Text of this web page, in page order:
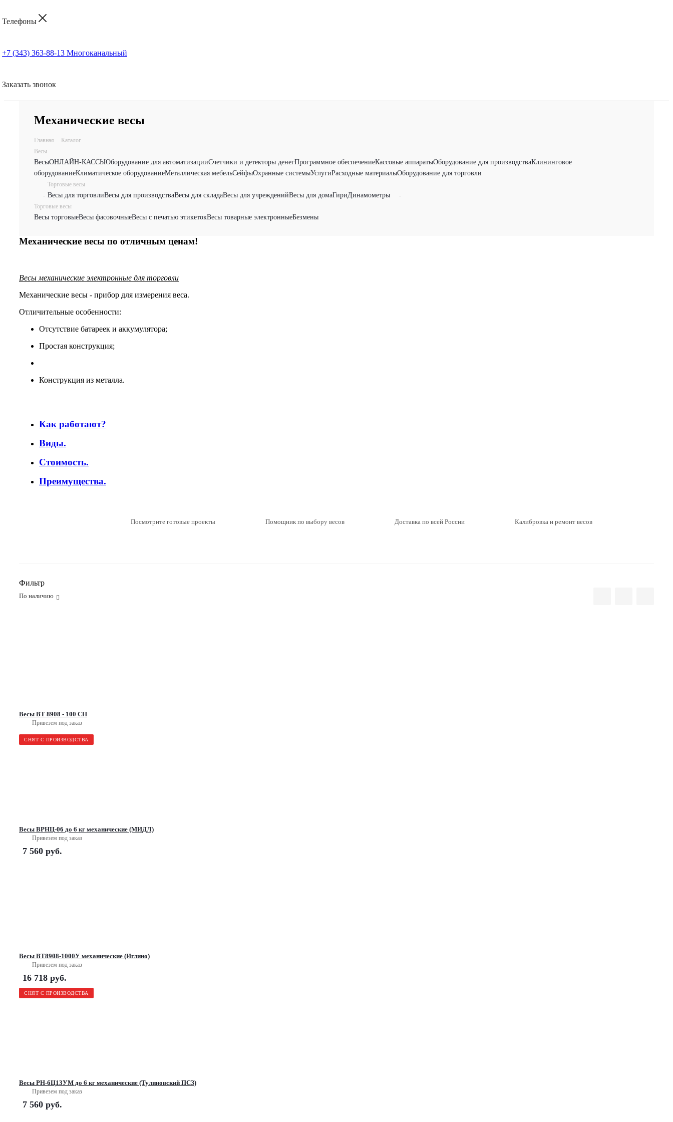
Телефоны
+7 (343) 363-88-13 Многоканальный
Заказать звонок
Механические весы
Главная - Каталог -
Весы
ВесыОНЛАЙН-КАССЫОборудование для автоматизацииСчетчики и детекторы денегПрограммное обеспечениеКассовые аппаратыОборудование для производстваКлининговое
оборудованиеКлиматическое оборудованиеМеталлическая мебельСейфыОхранные системыУслугиРасходные материалыОборудование для торговли
-
Торговые весы
Весы для торговлиВесы для производстваВесы для складаВесы для учрежденийВесы для домаГириДинамометры
-
Торговые весы
Весы торговыеВесы фасовочныеВесы с печатью этикетокВесы товарные электронныеБезмены
Механические весы по отличным ценам!
Весы механические электронные для торговли
Механические весы - прибор для измерения веса.
Отличительные особенности:
Отсутствие батареек и аккумулятора;
Простая конструкция;
Конструкция из металла.
Как работают?
Виды.
Стоимость.
Преимущества.
Посмотрите готовые проекты Помощник по выбору весов Доставка по всей России Калибровка и ремонт весов
Фильтр
По наличию
Весы ВТ 8908 - 100 СН
Привезем под заказ
СНЯТ С ПРОИЗВОДСТВА
Весы ВРНЦ-06 до 6 кг механические (МИДЛ)
Привезем под заказ
7 560 руб.
Весы ВТ8908-1000У механические (Иглино)
Привезем под заказ
16 718 руб.
СНЯТ С ПРОИЗВОДСТВА
Весы РН-6Ц13УМ до 6 кг механические (Тулиновский ПСЗ)
Привезем под заказ
7 560 руб.